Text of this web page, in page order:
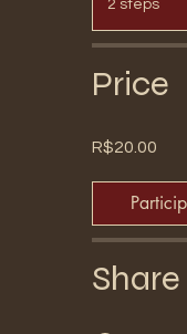
2 steps
Price
R$20.00
Share